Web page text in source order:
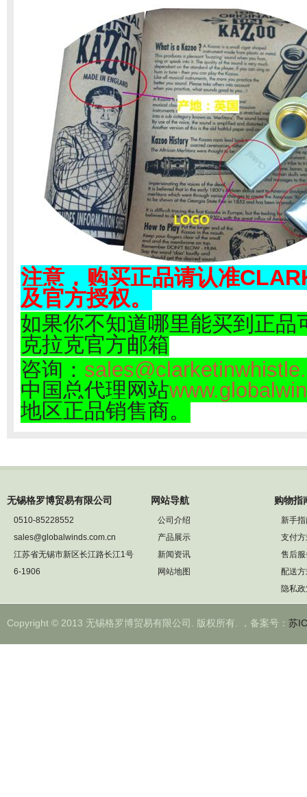
注意，购买正品请认准
及官方授权。
如果你不知道哪里能买到正品
克拉克官方邮箱
咨询：
中国总代理网站
地区正品销售商。
无锡格罗博贸易有限公司
0510-85228552
sales@globalwinds.com.cn
江苏省无锡市新区长江路长江1号
6-1906
网站导航
公司介绍
产品展示
新闻资讯
网站地图
购物指
新手
支付
售后
配送
隐私
Copyright © 2013 无锡格罗博贸易有限公司. 版权所有. ，备案号： 苏